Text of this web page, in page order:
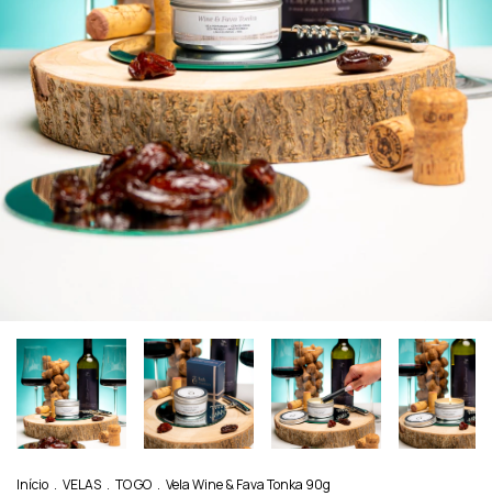
Início . VELAS . TO GO . Vela Wine & Fava Tonka 90g